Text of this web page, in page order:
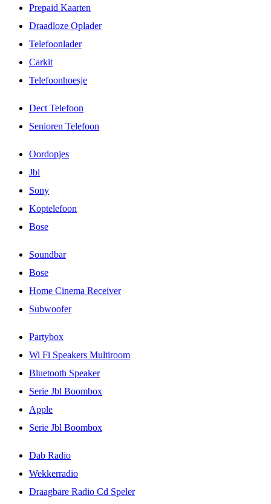
Prepaid Kaarten
Draadloze Oplader
Telefoonlader
Carkit
Telefoonhoesje
Dect Telefoon
Senioren Telefoon
Oordopjes
Jbl
Sony
Koptelefoon
Bose
Soundbar
Bose
Home Cinema Receiver
Subwoofer
Partybox
Wi Fi Speakers Multiroom
Bluetooth Speaker
Serie Jbl Boombox
Apple
Serie Jbl Boombox
Dab Radio
Wekkerradio
Draagbare Radio Cd Speler